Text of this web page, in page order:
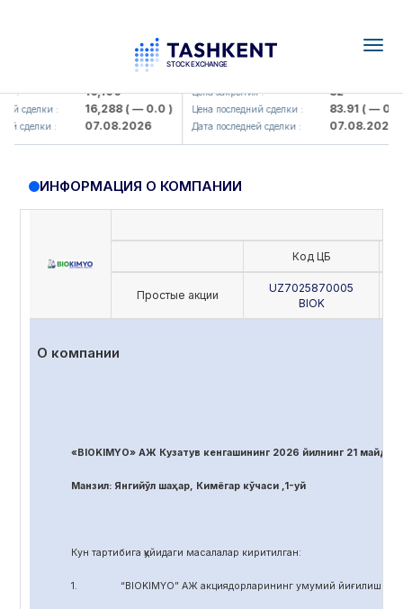
16,100
сделки : 16,288( — 0.0 )
сделки : 07.08.2026
KFSK (<Kafolat sug'urta
Цена закрытия : 82
Цена последний сделки : 83.91( — 0.0 )
Дата последней сделки : 07.08.2026
ИНФОРМАЦИЯ О КОМПАНИИ
Код ЦБ
Простые акции
UZ7025870005
BIOK
О компании
«BIOKIMYO» АЖ Кузатув кенгашининг 2026 йилнинг 21
Манзил: Янгийўл шаҳар, Кимёгар кўчаси ,1-уй
Кун тартибига қуйидаги масалалар киритилган:
1. “BIOKIMYO” АЖ акциядорларининг умумий йиғилиши